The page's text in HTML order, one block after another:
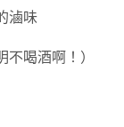
滷味
喝酒啊！）